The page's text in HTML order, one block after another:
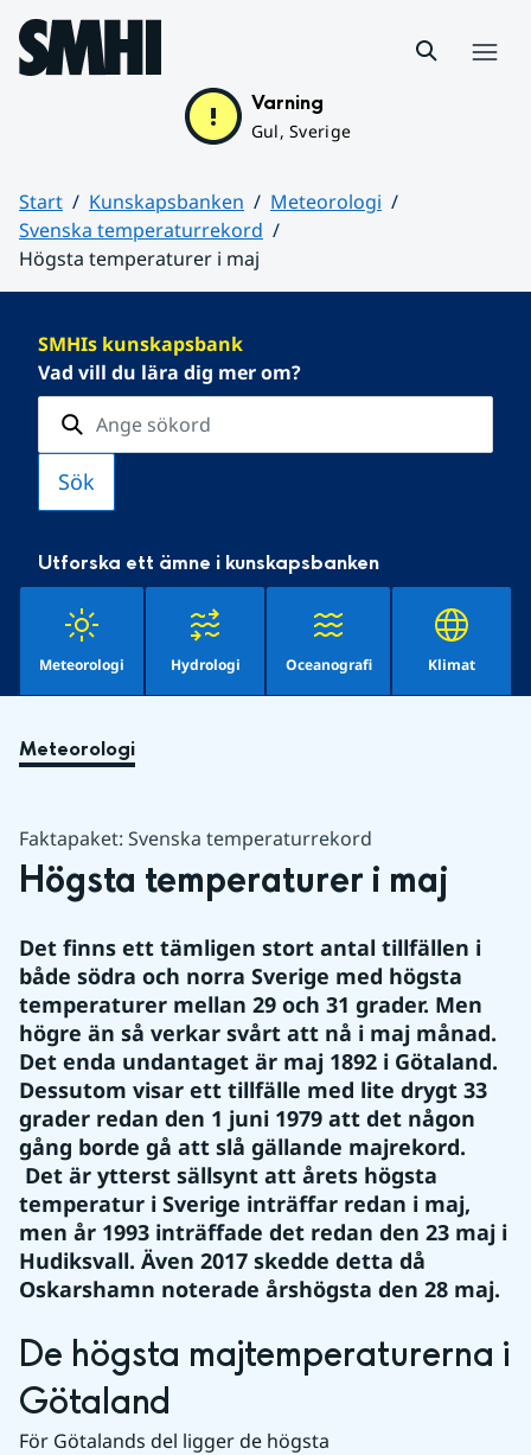
Hoppa till sidans innehåll
Varning
Gul, Sverige
Start Kunskapsbanken
Meteorologi
Svenska temperaturrekord
Högsta temperaturer i maj
SMHIs kunskapsbank
Vad vill du lära dig mer om?
Utforska ett ämne i kunskapsbanken
Meteorologi Hydrologi Oceanografi Klimat
Meteorologi
Faktapaket: Svenska temperaturrekord
Högsta temperaturer i maj
Det finns ett tämligen stort antal tillfällen i
både södra och norra Sverige med högsta
temperaturer mellan 29 och 31 grader. Men
högre än så verkar svårt att nå i maj månad.
Det enda undantaget är maj 1892 i Götaland.
Dessutom visar ett tillfälle med lite drygt 33
grader redan den 1 juni 1979 att det någon
gång borde gå att slå gällande majrekord.
temperatur i Sverige inträffar redan i maj,
men år 1993 inträffade det redan den 23 maj i
Hudiksvall. Även 2017 skedde detta då
Oskarshamn noterade årshögsta den 28 maj.
De högsta majtemperaturerna i
Götaland
För Götalands del ligger de högsta